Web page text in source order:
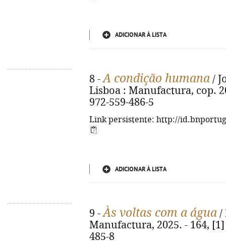
ADICIONAR À LISTA
8 -A condição humana /
Lisboa : Manufactura, cop.
972-559-486-5
Link persistente: http://
ADICIONAR À LISTA
9 -Às voltas com a água /
Manufactura, 2025. - 164, [1]
485-8